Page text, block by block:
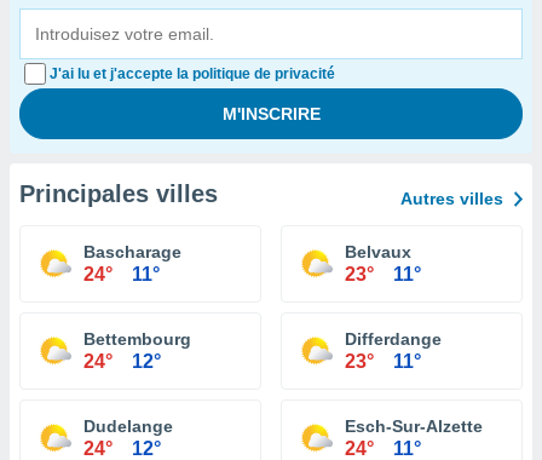
J'ai lu et j'accepte la politique de privacité
Principales villes Autres villes
Bascharage
24° 11°
Belvaux
23° 11°
Bettembourg
24° 12°
Differdange
23° 11°
Dudelange
24° 12°
Esch-Sur-Alzette
24° 11°